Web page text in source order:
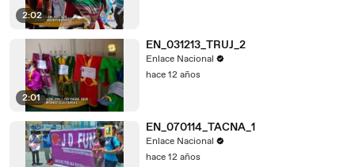
2:02
2:01
EN_031213_TRUJ_2
Enlace Nacional
hace 12 años
EN_070114_TACNA_1
Enlace Nacional
hace 12 años